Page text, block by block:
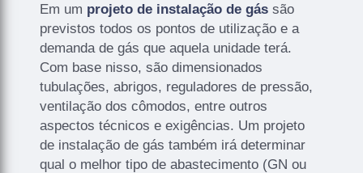
Em um projeto de instalação de gás são
previstos todos os pontos de utilização e a
demanda de gás que aquela unidade terá.
Com base nisso, são dimensionados
tubulações, abrigos, reguladores de pressão,
ventilação dos cômodos, entre outros
aspectos técnicos e exigências. Um projeto
de instalação de gás também irá determinar
qual o melhor tipo de abastecimento (GN ou